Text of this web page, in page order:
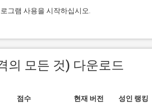
그램 사용을 시작하십시오.
의 모든 것) 다운로드
점수 현재 버전 성인 랭킹